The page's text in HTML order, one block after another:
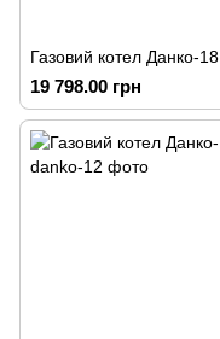
Газовий котел Данко-
19 798.00 грн